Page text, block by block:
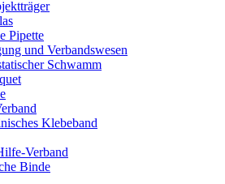
Pipette
und Verbandswesen
Schwamm
Klebeband
Verband
Binde